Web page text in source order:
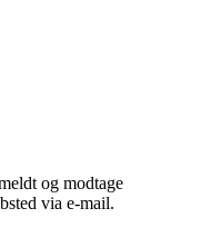
og modtage
via e-mail.